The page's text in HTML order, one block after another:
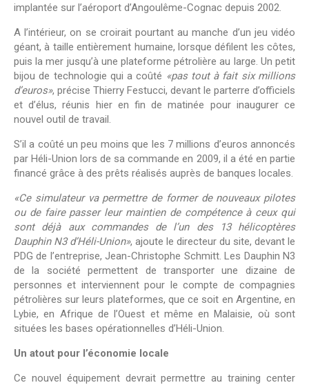
implantée sur l’aéroport d’Angoulême-Cognac depuis 2002.
A l’intérieur, on se croirait pourtant au manche d’un jeu vidéo
géant, à taille entièrement humaine, lorsque défilent les côtes,
puis la mer jusqu’à une plateforme pétrolière au large. Un petit
bijou de technologie qui a coûté «pas tout à fait six millions
d’euros», précise Thierry Festucci, devant le parterre d’officiels
et d’élus, réunis hier en fin de matinée pour inaugurer ce
nouvel outil de travail.
S’il a coûté un peu moins que les 7 millions d’euros annoncés
par Héli-Union lors de sa commande en 2009, il a été en partie
financé grâce à des prêts réalisés auprès de banques locales.
«Ce simulateur va permettre de former de nouveaux pilotes
ou de faire passer leur maintien de compétence à ceux qui
sont déjà aux commandes de l’un des 13 hélicoptères
Dauphin N3 d’Héli-Union», ajoute le directeur du site, devant le
PDG de l’entreprise, Jean-Christophe Schmitt. Les Dauphin N3
de la société permettent de transporter une dizaine de
personnes et interviennent pour le compte de compagnies
pétrolières sur leurs plateformes, que ce soit en Argentine, en
Lybie, en Afrique de l’Ouest et même en Malaisie, où sont
situées les bases opérationnelles d’Héli-Union.
Un atout pour l’économie locale
Ce nouvel équipement devrait permettre au training center